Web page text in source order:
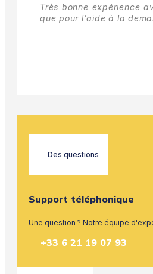
Très bonne expérience
que pour l'aide à la
Des questions
Support téléphonique
Une question ? Notre équipe
+33 6 21 19 07 93